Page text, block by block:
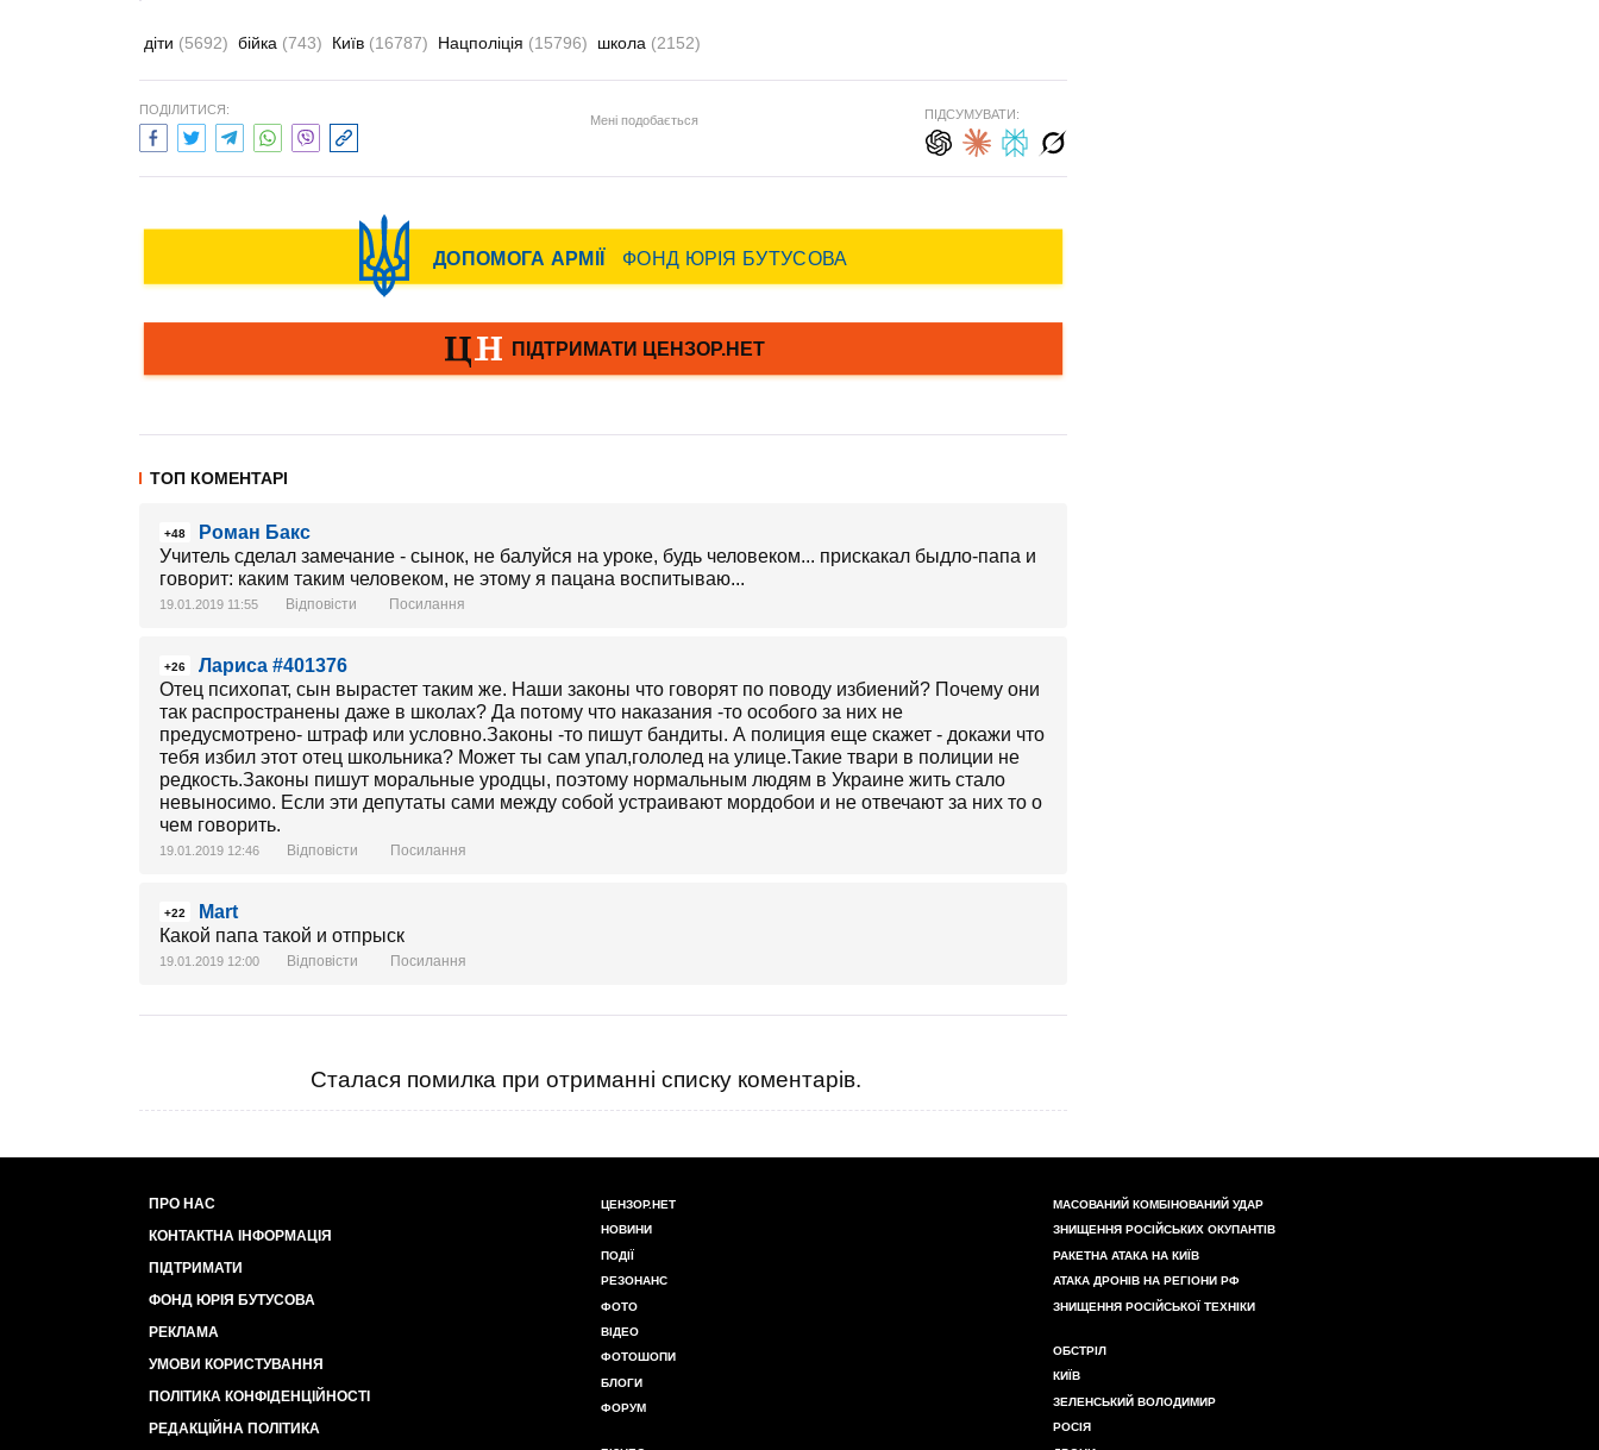
діти (5692) бійка (743) Київ (16787) Нацполіція (15796) школа (2152)
ПОДІЛИТИСЯ:
Мені подобається ПІДСУМУВАТИ:
ТОП КОМЕНТАРІ
+48
Роман Бакс
Учитель сделал замечание - сынок, не балуйся на уроке, будь человеком... прискакал быдло-папа и
говорит: каким таким человеком, не этому я пацана воспитываю...
19.01.2019 11:55 Відповісти Посилання
+26
Лариса #401376
Отец психопат, сын вырастет таким же. Наши законы что говорят по поводу избиений? Почему они
так распространены даже в школах? Да потому что наказания -то особого за них не
предусмотрено- штраф или условно.Законы -то пишут бандиты. А полиция еще скажет - докажи что
тебя избил этот отец школьника? Может ты сам упал,гололед на улице.Такие твари в полиции не
редкость.Законы пишут моральные уродцы, поэтому нормальным людям в Украине жить стало
невыносимо. Если эти депутаты сами между собой устраивают мордобои и не отвечают за них то о
чем говорить.
19.01.2019 12:46 Відповісти Посилання
+22
Mart
Какой папа такой и отпрыск
19.01.2019 12:00 Відповісти Посилання
Сталася помилка при отриманні списку коментарів.
ПРО НАС
КОНТАКТНА ІНФОРМАЦІЯ
ПІДТРИМАТИ
ФОНД ЮРІЯ БУТУСОВА
РЕКЛАМА
УМОВИ КОРИСТУВАННЯ
ПОЛІТИКА КОНФІДЕНЦІЙНОСТІ
РЕДАКЦІЙНА ПОЛІТИКА
ЦЕНЗОР.НЕТ
НОВИНИ
ПОДІЇ
РЕЗОНАНС
ФОТО
ВІДЕО
ФОТОШОПИ
БЛОГИ
ФОРУМ
МАСОВАНИЙ КОМБІНОВАНИЙ УДАР
ЗНИЩЕННЯ РОСІЙСЬКИХ ОКУПАНТІВ
РАКЕТНА АТАКА НА КИЇВ
АТАКА ДРОНІВ НА РЕГІОНИ РФ
ЗНИЩЕННЯ РОСІЙСЬКОЇ ТЕХНІКИ
ОБСТРІЛ
КИЇВ
ЗЕЛЕНСЬКИЙ ВОЛОДИМИР
РОСІЯ